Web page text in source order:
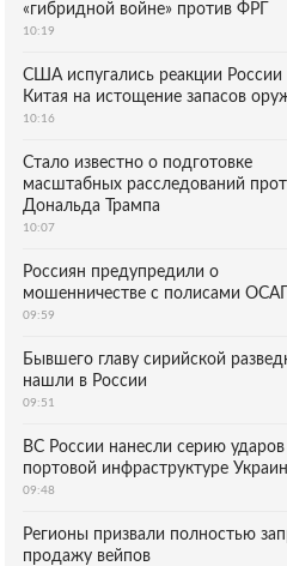
«гибридной войне» против ФРГ
10:19
США испугались реакции России
Китая на истощение запасов
10:16
Стало известно о подготовке
масштабных расследований
Дональда Трампа
10:07
Россиян предупредили о
мошенничестве с полисами
09:59
Бывшего главу сирийской
нашли в России
09:51
ВС России нанесли серию
портовой инфраструктуре
09:48
Регионы призвали полностью
продажу вейпов